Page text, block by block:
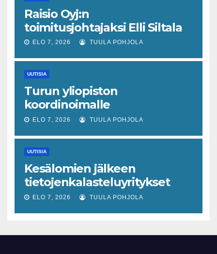
Raisio Oyj:n
toimitusjohtajaksi Elli Siltala
ELO 7, 2026 TUULA POHJOLA
UUTISIA
Turun yliopiston
koordinoimalle
tohtoriverkostolle 4,4
tulevaisuuden virusuhkien
varhaiseen tunnistamiseen
ELO 7, 2026 TUULA POHJOLA
UUTISIA
Kesälomien jälkeen
tietojenkalasteluyritykset
lisääntyvät
ELO 7, 2026 TUULA POHJOLA